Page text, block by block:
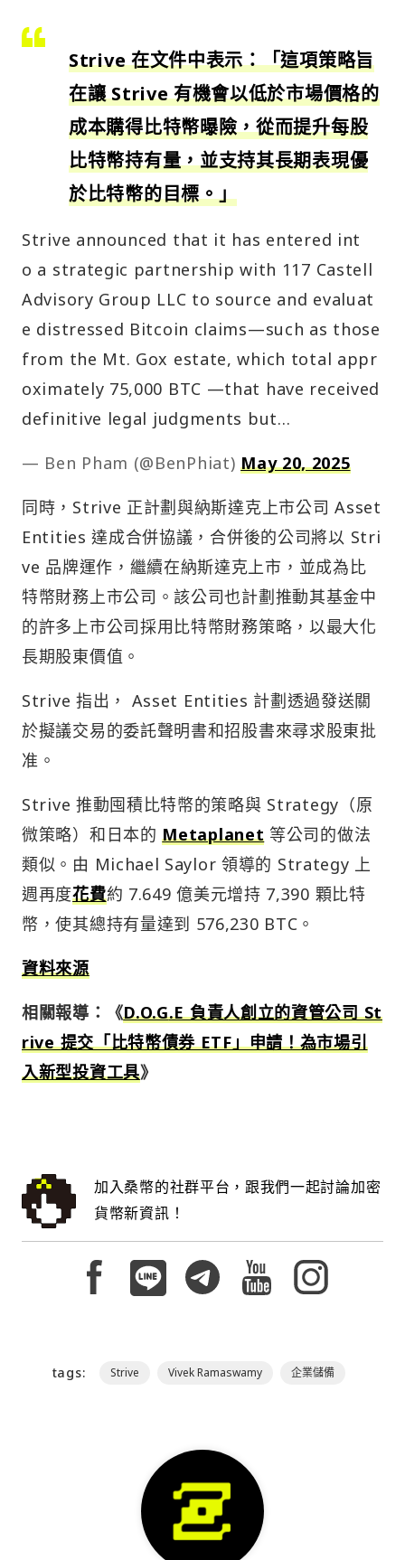
Strive 在文件中表示：「這項策略旨
在讓 Strive 有機會以低於市場價格的
成本購得比特幣曝險，從而提升每股
比特幣持有量，並支持其長期表現優
於比特幣的目標。」
Strive announced that it has entered int
o a strategic partnership with 117 Castell
Advisory Group LLC to source and evaluat
e distressed Bitcoin claims—such as those
from the Mt. Gox estate, which total appr
oximately 75,000 BTC —that have received
definitive legal judgments but…
— Ben Pham (@BenPhiat)May 20, 2025
同時，Strive 正計劃與納斯達克上市公司 Asset
Entities 達成合併協議，合併後的公司將以 Stri
ve 品牌運作，繼續在納斯達克上市，並成為比
特幣財務上市公司。該公司也計劃推動其基金中
的許多上市公司採用比特幣財務策略，以最大化
長期股東價值。
Strive 指出， Asset Entities 計劃透過發送關
於擬議交易的委託聲明書和招股書來尋求股東批
准。
Strive 推動囤積比特幣的策略與 Strategy（原
微策略）和日本的Metaplanet 等公司的做法
類似。由 Michael Saylor 領導的 Strategy 上
週再度花費約 7.649 億美元增持 7,390 顆比特
幣，使其總持有量達到 576,230 BTC。
資料來源
相關報導：《D.O.G.E 負責人創立的資管公司 St
rive 提交「比特幣債券 ETF」申請！為市場引
入新型投資工具》
加入桑幣的社群平台，跟我們一起討論加密
貨幣新資訊！
tags: Strive Vivek Ramaswamy 企業儲備